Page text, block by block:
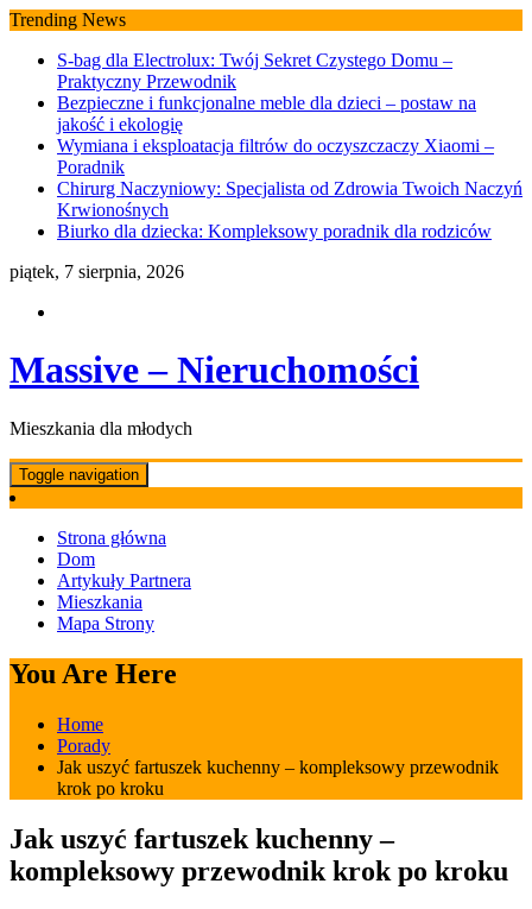
Skip
content
Trending News
S-bag dla Electrolux: Twój Sekret Czystego Domu –
Praktyczny Przewodnik
Bezpieczne i funkcjonalne meble dla dzieci – postaw na
jakość i ekologię
Wymiana i eksploatacja filtrów do oczyszczaczy Xiaomi –
Poradnik
Chirurg Naczyniowy: Specjalista od Zdrowia Twoich Naczyń
Krwionośnych
Biurko dla dziecka: Kompleksowy poradnik dla rodziców
piątek, 7 sierpnia, 2026
Massive – Nieruchomości
Mieszkania dla młodych
Toggle navigation
Strona główna
Dom
Artykuły Partnera
Mieszkania
Mapa Strony
You Are Here
Home
Porady
Jak uszyć fartuszek kuchenny – kompleksowy przewodnik
krok po kroku
Jak uszyć fartuszek kuchenny –
kompleksowy przewodnik krok po kroku